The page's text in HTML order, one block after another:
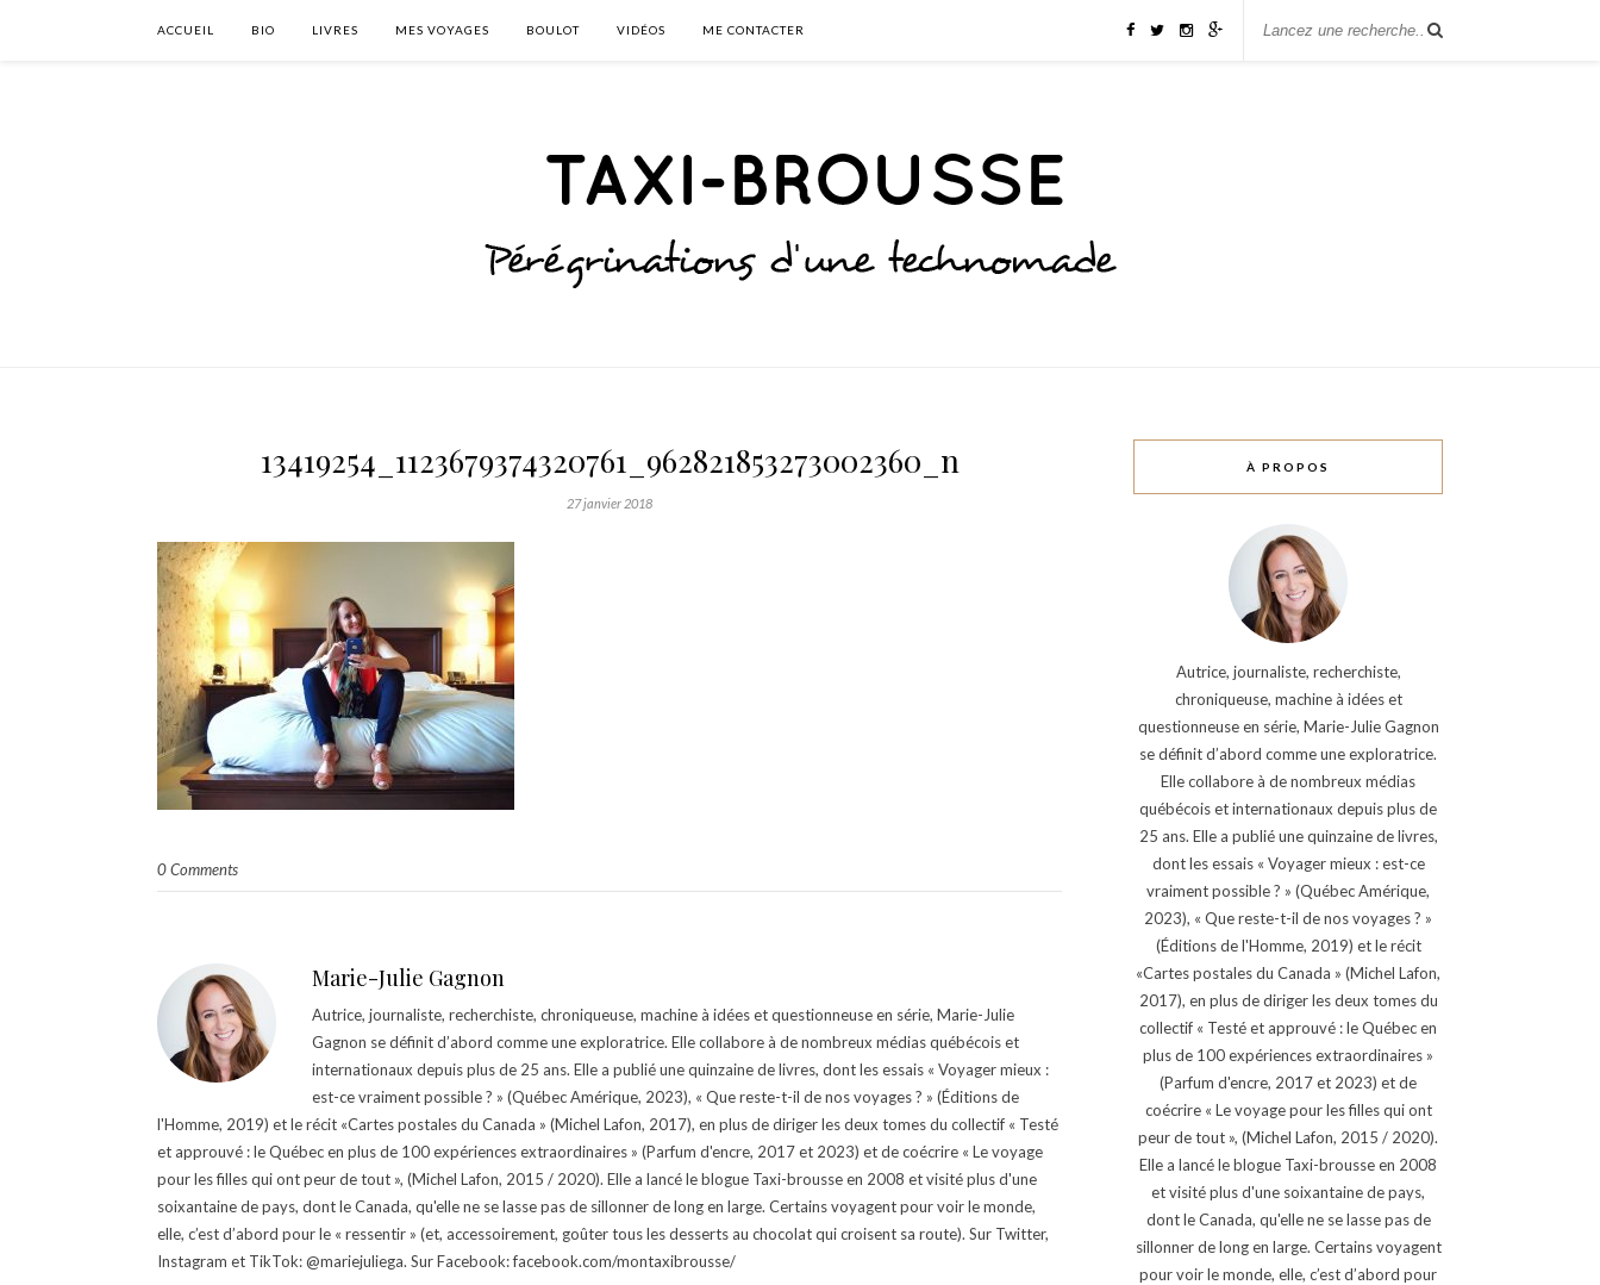
ACCUEIL BIO LIVRES MES VOYAGES BOULOT VIDÉOS ME CONTACTER
13419254_1123679374320761_962821853273002360_n
27 janvier 2018
0 Comments
Marie-Julie Gagnon
Autrice, journaliste, recherchiste, chroniqueuse, machine à idées et questionneuse en série, Marie-Julie
Gagnon se définit d’abord comme une exploratrice. Elle collabore à de nombreux médias québécois et
internationaux depuis plus de 25 ans. Elle a publié une quinzaine de livres, dont les essais « Voyager mieux :
est-ce vraiment possible ? » (Québec Amérique, 2023), « Que reste-t-il de nos voyages ? » (Éditions de
l'Homme, 2019) et le récit «Cartes postales du Canada » (Michel Lafon, 2017), en plus de diriger les deux tomes du collectif « Testé
et approuvé : le Québec en plus de 100 expériences extraordinaires » (Parfum d'encre, 2017 et 2023) et de coécrire « Le voyage
pour les filles qui ont peur de tout », (Michel Lafon, 2015 / 2020). Elle a lancé le blogue Taxi-brousse en 2008 et visité plus d'une
soixantaine de pays, dont le Canada, qu'elle ne se lasse pas de sillonner de long en large. Certains voyagent pour voir le monde,
elle, c’est d’abord pour le « ressentir » (et, accessoirement, goûter tous les desserts au chocolat qui croisent sa route). Sur Twitter,
Instagram et TikTok: @mariejuliega. Sur Facebook: facebook.com/montaxibrousse/
À PROPOS
Autrice, journaliste, recherchiste,
chroniqueuse, machine à idées et
questionneuse en série, Marie-Julie Gagnon
se définit d’abord comme une exploratrice.
Elle collabore à de nombreux médias
québécois et internationaux depuis plus de
25 ans. Elle a publié une quinzaine de livres,
dont les essais « Voyager mieux : est-ce
vraiment possible ? » (Québec Amérique,
2023), « Que reste-t-il de nos voyages ? »
(Éditions de l'Homme, 2019) et le récit
«Cartes postales du Canada » (Michel Lafon,
2017), en plus de diriger les deux tomes du
collectif « Testé et approuvé : le Québec en
plus de 100 expériences extraordinaires »
(Parfum d'encre, 2017 et 2023) et de
coécrire « Le voyage pour les filles qui ont
peur de tout », (Michel Lafon, 2015 / 2020).
Elle a lancé le blogue Taxi-brousse en 2008
et visité plus d'une soixantaine de pays,
dont le Canada, qu'elle ne se lasse pas de
sillonner de long en large. Certains voyagent
pour voir le monde, elle, c’est d’abord pour